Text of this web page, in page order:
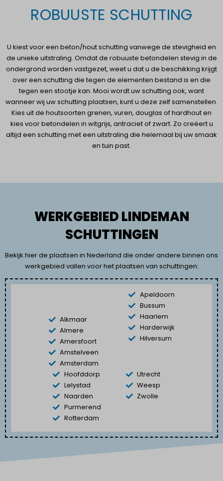
ROBUUSTE SCHUTTING
U kiest voor een beton/hout schutting vanwege de stevigheid en
de unieke uitstraling. Omdat de robuuste betondelen stevig in de
ondergrond worden vastgezet, weet u dat u de beschikking krijgt
over een schutting die tegen de elementen bestand is en die
tegen een stootje kan. Mooi wordt uw schutting ook, want
wanneer wij uw schutting plaatsen, kunt u deze zelf samenstellen.
Kies uit de houtsoorten grenen, vuren, douglas ofhardhouten
kies voor betondelen in witgrijs, antraciet of zwart. Zo creëert u
altijd een schutting met een uitstraling die helemaal bij uw smaak
en tuin past.
WERKGEBIED LINDEMAN
SCHUTTINGEN
Bekijk hier de plaatsen in Nederland die onder andere binnen ons
werkgebied vallen voor het plaatsen van schuttingen:
Alkmaar
Almere
Amersfoort
Amstelveen
Amsterdam
Apeldoorn
Bussum
Haarlem
Harderwijk
Hilversum
Hoofddorp
Lelystad
Naarden
Purmerend
Rotterdam
Utrecht
Weesp
Zwolle